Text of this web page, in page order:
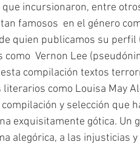
incursionaron, entre
quien publicamos su
como  Vernon Lee
compilación textos
literarios como Louisa May
y selección que
exquisitamente gótica. Un
alegórica, a las injusticias